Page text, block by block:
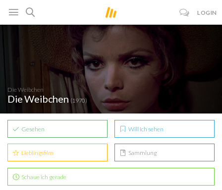
LOGIN
Die Weibchen
Die Weibchen(1970)
Gesehen Will ich sehen
Lieblingsfilm Sammlung
Schaue ich gerade